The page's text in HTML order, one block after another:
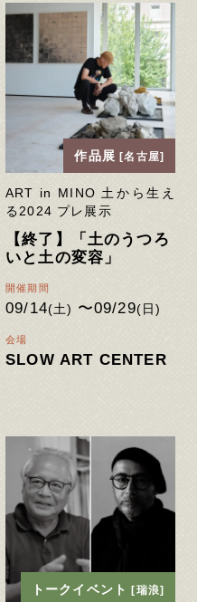
作品展 [名古屋]
ART in MINO 土から生え
る2024 プレ展示
【終了】「土のうつろ
いと土の変容」
開催期間
09/14(土) 〜09/29(日)
会場
SLOW ART CENTER
トークイベント [瑞浪]